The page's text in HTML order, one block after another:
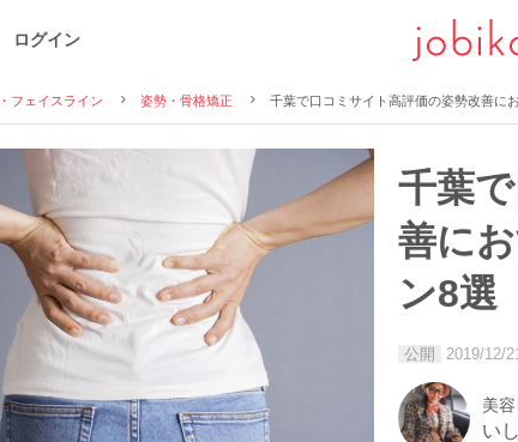
ログイン
フェイスライン 姿勢・骨格矯正 千葉で口コミサイト高評価の姿勢改善に
千葉
善に
ン8選
公開 2019/12/
美
い